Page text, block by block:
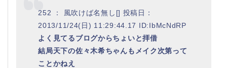
252 ： 風吹けば名無し[] 投稿日：
2013/11/24(日) 11:29:44.17 ID:IbMcNdRP
よく見てるブログからちょいと拝借
結局天下の佐々木希ちゃんもメイク次第って
ことかねえ